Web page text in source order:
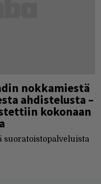
nokkamiestä
ahdistelusta –
kokonaan
suoratoistopalveluista